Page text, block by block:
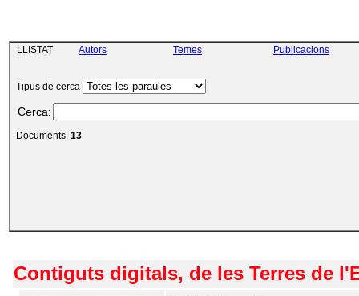
LLISTAT Autors Temes Publicacions
Tipus de cerca
Cerca:
Documents: 13
Contiguts digitals, de les Terres de